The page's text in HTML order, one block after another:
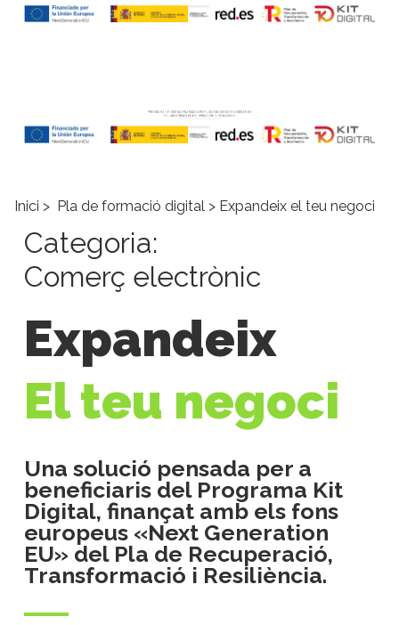
Inici > Pla de formació digital > Expandeix el teu negoci
Categoria:
Comerç electrònic
Expandeix
El teu negoci
Una solució pensada per a
beneficiaris del Programa Kit
Digital, finançat amb els fons
europeus «Next Generation
EU» del Pla de Recuperació,
Transformació i Resiliència.